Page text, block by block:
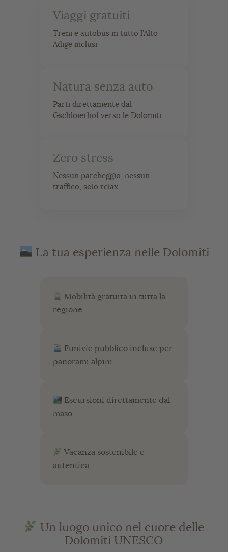
Viaggi gratuiti
Treni e autobus in tutto l’Alto
Adige inclusi
Natura senza auto
Parti direttamente dal
Gschloierhof verso le Dolomiti
Zero stress
Nessun parcheggio, nessun
traffico, solo relax
La tua esperienza nelle Dolomiti
Mobilità gratuita in tutta la
regione
Funivie pubblico incluse per
panorami alpini
Escursioni direttamente dal
maso
Vacanza sostenibile e
autentica
Un luogo unico nel cuore delle
Dolomiti UNESCO